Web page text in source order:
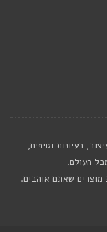
רעיונות וטיפים,
העולם.
מוצרים שאתם אוהבים.